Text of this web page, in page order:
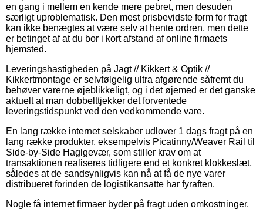
en gang i mellem en kende mere pebret, men desuden
særligt uproblematisk. Den mest prisbevidste form for fragt
kan ikke benægtes at være selv at hente ordren, men dette
er betinget af at du bor i kort afstand af online firmaets
hjemsted.
Leveringshastigheden på Jagt // Kikkert & Optik //
Kikkertmontage er selvfølgelig ultra afgørende såfremt du
behøver varerne øjeblikkeligt, og i det øjemed er det ganske
aktuelt at man dobbelttjekker det forventede
leveringstidspunkt ved den vedkommende vare.
En lang række internet selskaber udlover 1 dags fragt på en
lang række produkter, eksempelvis Picatinny/Weaver Rail til
Side-by-Side Haglgevær, som stiller krav om at
transaktionen realiseres tidligere end et konkret klokkeslæt,
således at de sandsynligvis kan nå at få de nye varer
distribueret forinden de logistikansatte har fyraften.
Nogle få internet firmaer byder på fragt uden omkostninger,